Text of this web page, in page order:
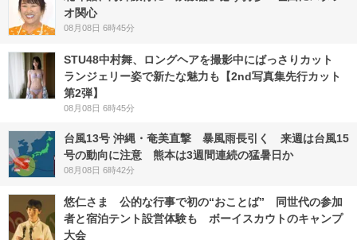
オ関心
08月08日 6時45分
STU48中村舞、ロングヘアを撮影中にばっさりカット
ランジェリー姿で新たな魅力も【2nd写真集先行カット
第2弾】
08月08日 6時45分
台風13号 沖縄・奄美直撃 暴風雨長引く 来週は台風15
号の動向に注意 熊本は3週間連続の猛暑日か
08月08日 6時42分
悠仁さま 公的な行事で初の“おことば” 同世代の参加
者と宿泊テント設営体験も ボーイスカウトのキャンプ
大会